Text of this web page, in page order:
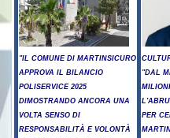
"IL COMUNE DI MARTINSICURO
APPROVA IL BILANCIO
POLISERVICE 2025
DIMOSTRANDO ANCORA UNA
VOLTA SENSO DI
RESPONSABILITÀ E VOLONTÀ
"DAL
PER